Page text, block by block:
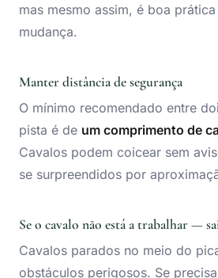
mas mesmo assim, é boa
mudança.
Manter distância de segurança
O mínimo recomendado entre
pista é de um comprimento de
Cavalos podem coicear sem
se surpreendidos por
Se o cavalo não está a trabalhar —
Cavalos parados no meio do
obstáculos perigosos. Se